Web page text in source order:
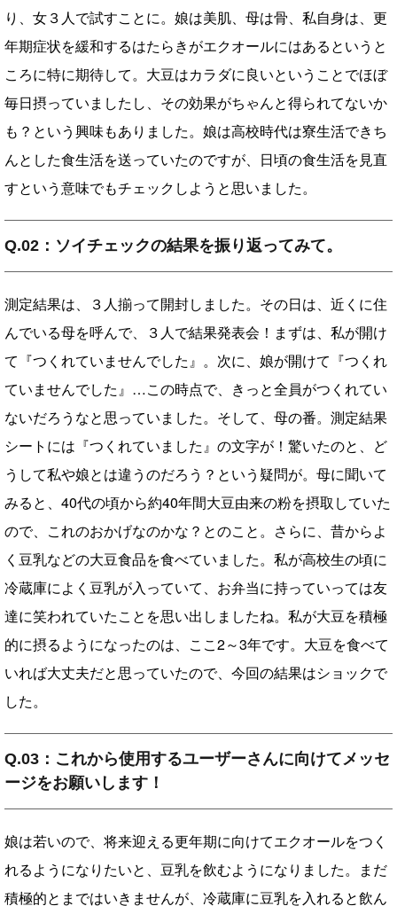
り、女３人で試すことに。娘は美肌、母は骨、私自身は、更
年期症状を緩和するはたらきがエクオールにはあるというと
ころに特に期待して。大豆はカラダに良いということでほぼ
毎日摂っていましたし、その効果がちゃんと得られてないか
も？という興味もありました。娘は高校時代は寮生活できち
んとした食生活を送っていたのですが、日頃の食生活を見直
すという意味でもチェックしようと思いました。
Q.02：ソイチェックの結果を振り返ってみて。
測定結果は、３人揃って開封しました。その日は、近くに住
んでいる母を呼んで、３人で結果発表会！まずは、私が開け
て『つくれていませんでした』。次に、娘が開けて『つくれ
ていませんでした』…この時点で、きっと全員がつくれてい
ないだろうなと思っていました。そして、母の番。測定結果
シートには『つくれていました』の文字が！驚いたのと、ど
うして私や娘とは違うのだろう？という疑問が。母に聞いて
みると、40代の頃から約40年間大豆由来の粉を摂取していた
ので、これのおかげなのかな？とのこと。さらに、昔からよ
く豆乳などの大豆食品を食べていました。私が高校生の頃に
冷蔵庫によく豆乳が入っていて、お弁当に持っていっては友
達に笑われていたことを思い出しましたね。私が大豆を積極
的に摂るようになったのは、ここ2～3年です。大豆を食べて
いれば大丈夫だと思っていたので、今回の結果はショックで
した。
Q.03：これから使用するユーザーさんに向けてメッセ
ージをお願いします！
娘は若いので、将来迎える更年期に向けてエクオールをつく
れるようになりたいと、豆乳を飲むようになりました。まだ
積極的とまではいきませんが、冷蔵庫に豆乳を入れると飲ん